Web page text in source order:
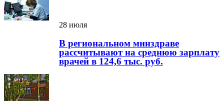
28 июля
В региональном минздраве
рассчитывают на среднюю зарплату
врачей в 124,6 тыс. руб.